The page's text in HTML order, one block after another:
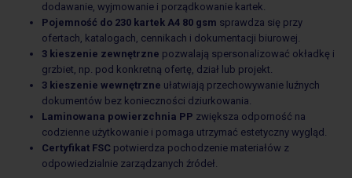
dodawanie, wyjmowanie i porządkowanie kartek.
Pojemność do 230 kartek A4 80 gsm sprawdza się przy
ofertach, katalogach, cennikach i dokumentacji biurowej.
3 kieszenie zewnętrzne pozwalają spersonalizować okładkę i
grzbiet, np. pod konkretną ofertę, dział lub projekt.
3 kieszenie wewnętrzne ułatwiają przechowywanie luźnych
dokumentów bez konieczności dziurkowania.
Laminowana powierzchnia PP zwiększa odporność na
codzienne użytkowanie i pomaga utrzymać estetyczny wygląd.
Certyfikat FSC potwierdza pochodzenie materiałów z
odpowiedzialnie zarządzanych źródeł.